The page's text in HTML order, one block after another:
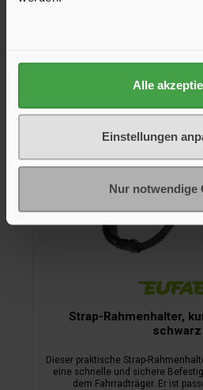
Alle
Einstellungen
Nur notwendige
Strap-Rahmenhalter,
schwarz
Dieser praktische Strap-
eine schnelle und sichere
dem Fahrradträger. Er ist